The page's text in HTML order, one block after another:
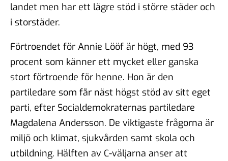
landet men har ett lägre stöd i större städer och
i storstäder.
Förtroendet för Annie Lööf är högt, med 93
procent som känner ett mycket eller ganska
stort förtroende för henne. Hon är den
partiledare som får näst högst stöd av sitt eget
parti, efter Socialdemokraternas partiledare
Magdalena Andersson. De viktigaste frågorna är
miljö och klimat, sjukvården samt skola och
utbildning. Hälften av C-väljarna anser att